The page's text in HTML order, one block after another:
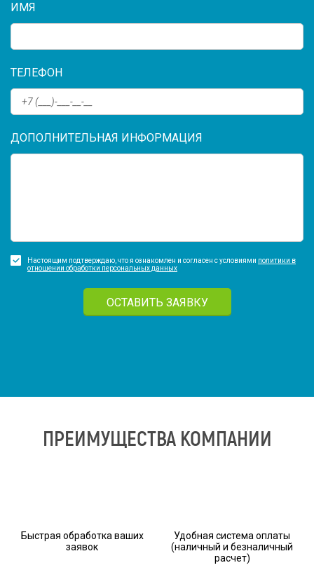
ИМЯ
ТЕЛЕФОН
ДОПОЛНИТЕЛЬНАЯ ИНФОРМАЦИЯ
Настоящим подтверждаю, что я ознакомлен и согласен с условиями политики в
отношении обработки персональных данных
ОСТАВИТЬ ЗАЯВКУ
ПРЕИМУЩЕСТВА КОМПАНИИ
Быстрая обработка ваших
заявок
Удобная система оплаты
(наличный и безналичный
расчет)